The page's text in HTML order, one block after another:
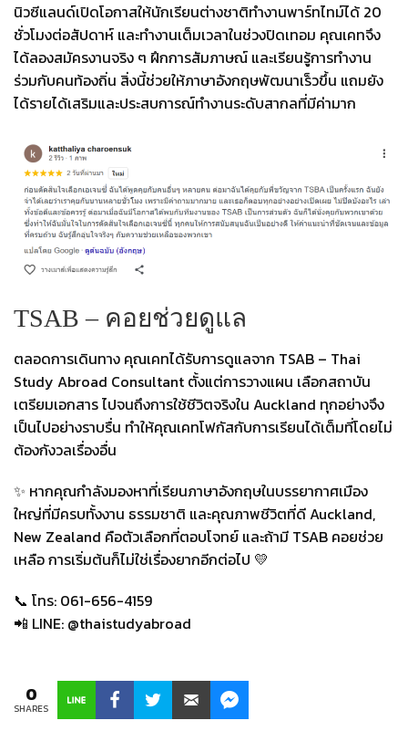
นิวซีแลนด์เปิดโอกาสให้นักเรียนต่างชาติทำงานพาร์ทไทม์ได้ 20
ชั่วโมงต่อสัปดาห์ และทำงานเต็มเวลาในช่วงปิดเทอม คุณเคทจึง
ได้ลองสมัครงานจริง ๆ ฝึกการสัมภาษณ์ และเรียนรู้การทำงาน
ร่วมกับคนท้องถิ่น สิ่งนี้ช่วยให้ภาษาอังกฤษพัฒนาเร็วขึ้น แถมยัง
ได้รายได้เสริมและประสบการณ์ทำงานระดับสากลที่มีค่ามาก
TSAB – คอยช่วยดูแล
ตลอดการเดินทาง คุณเคทได้รับการดูแลจาก TSAB – Thai
Study Abroad Consultant ตั้งแต่การวางแผน เลือกสถาบัน
เตรียมเอกสาร ไปจนถึงการใช้ชีวิตจริงใน Auckland ทุกอย่างจึง
เป็นไปอย่างราบรื่น ทำให้คุณเคทโฟกัสกับการเรียนได้เต็มที่โดยไม่
ต้องกังวลเรื่องอื่น
✨ หากคุณกำลังมองหาที่เรียนภาษาอังกฤษในบรรยากาศเมือง
ใหญ่ที่มีครบทั้งงาน ธรรมชาติ และคุณภาพชีวิตที่ดี Auckland,
New Zealand คือตัวเลือกที่ตอบโจทย์ และถ้ามี TSAB คอยช่วย
เหลือ การเริ่มต้นก็ไม่ใช่เรื่องยากอีกต่อไป 💛
📞 โทร: 061-656-4159
📲 LINE: @thaistudyabroad
0
SHARES